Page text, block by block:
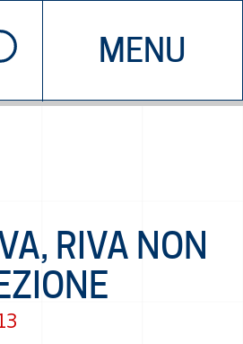
MENU
CHI SIAMO
EDDYBURG
RIVA NON